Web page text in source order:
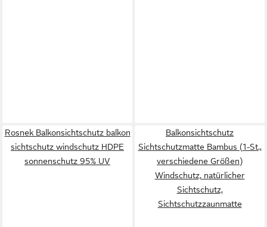
Rosnek Balkonsichtschutz balkon
sichtschutz windschutz HDPE
sonnenschutz 95% UV
Balkonsichtschutz
Sichtschutzmatte Bambus (1-St.,
verschiedene Größen)
Windschutz, natürlicher
Sichtschutz,
Sichtschutzzaunmatte